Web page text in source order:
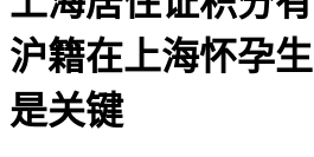
沪籍在上海怀孕
是关键